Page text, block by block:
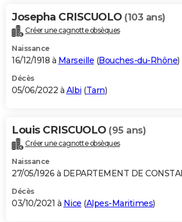
Josepha CRISCUOLO (103 ans)
Créer une cagnotte obsèques
Naissance
16/12/1918 à Marseille (Bouches-du-Rhône)
Décès
05/06/2022 à Albi (Tarn)
Louis CRISCUOLO (95 ans)
Créer une cagnotte obsèques
Naissance
27/05/1926 à DEPARTEMENT DE
Décès
03/10/2021 à Nice (Alpes-Maritimes)